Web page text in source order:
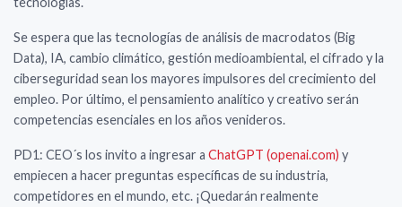
Se espera que las tecnologías de análisis de macrodatos (Big
Data), IA, cambio climático, gestión medioambiental, el cifrado y la
ciberseguridad sean los mayores impulsores del crecimiento del
empleo. Por último, el pensamiento analítico y creativo serán
competencias esenciales en los años venideros.
PD1: CEO´s los invito a ingresar a ChatGPT (openai.com) y
empiecen a hacer preguntas específicas de su industria,
competidores en el mundo, etc. ¡Quedarán realmente